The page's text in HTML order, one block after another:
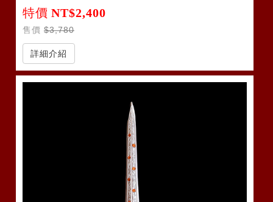
特價 NT$2,400
售價 $3,780
詳細介紹